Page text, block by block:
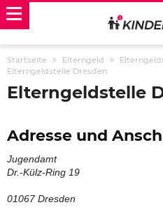
Startseite Elterngeld
Elterngeldstelle Dresden
Elterngeldstelle
Adresse und
Jugendamt
Dr.-Külz-Ring 19
01067 Dresden